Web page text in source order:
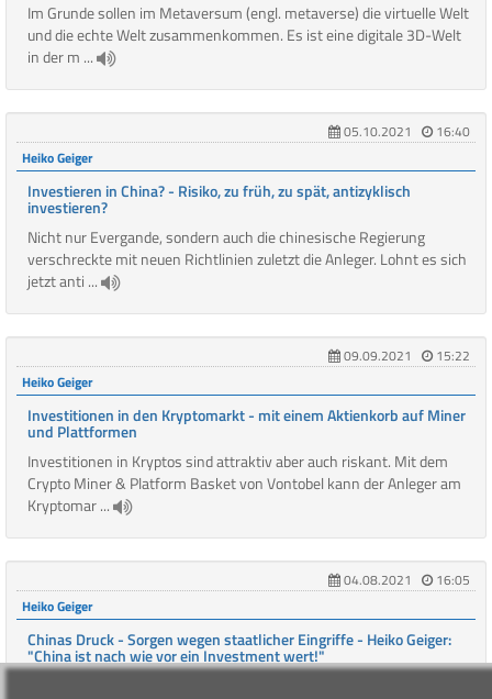
Im Grunde sollen im Metaversum (engl. metaverse) die virtuelle Welt
und die echte Welt zusammenkommen. Es ist eine digitale 3D-Welt
in der m ...
05.10.2021
16:40
Heiko Geiger
Investieren in China? - Risiko, zu früh, zu spät, antizyklisch
investieren?
Nicht nur Evergande, sondern auch die chinesische Regierung
verschreckte mit neuen Richtlinien zuletzt die Anleger. Lohnt es sich
jetzt anti ...
09.09.2021
15:22
Heiko Geiger
Investitionen in den Kryptomarkt - mit einem Aktienkorb auf Miner
und Plattformen
Investitionen in Kryptos sind attraktiv aber auch riskant. Mit dem
Crypto Miner & Platform Basket von Vontobel kann der Anleger am
Kryptomar ...
04.08.2021
16:05
Heiko Geiger
Chinas Druck - Sorgen wegen staatlicher Eingriffe - Heiko Geiger:
"China ist nach wie vor ein Investment wert!"